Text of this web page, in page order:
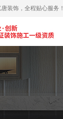
装饰，全程贴心服务！